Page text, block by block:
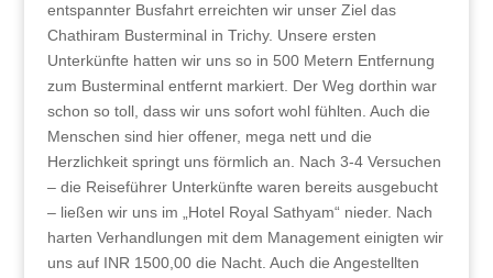
entspannter Busfahrt erreichten wir unser Ziel das
Chathiram Busterminal in Trichy. Unsere ersten
Unterkünfte hatten wir uns so in 500 Metern Entfernung
zum Busterminal entfernt markiert. Der Weg dorthin war
schon so toll, dass wir uns sofort wohl fühlten. Auch die
Menschen sind hier offener, mega nett und die
Herzlichkeit springt uns förmlich an. Nach 3-4 Versuchen
– die Reiseführer Unterkünfte waren bereits ausgebucht
– ließen wir uns im „Hotel Royal Sathyam“ nieder. Nach
harten Verhandlungen mit dem Management einigten wir
uns auf INR 1500,00 die Nacht. Auch die Angestellten